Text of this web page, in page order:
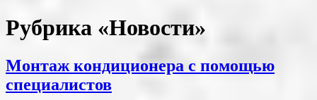
Рубрика «Новости»
Монтаж кондиционера с помощью
специалистов